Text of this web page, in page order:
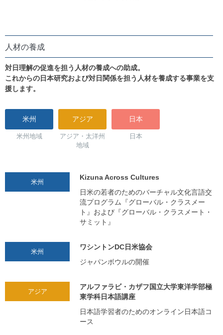
人材の養成
対日理解の促進を担う人材の養成への助成。
これからの日本研究および対日関係を担う人材を養成する事業を支
援します。
米州
米州地域
アジア
アジア・太洋州
地域
日本
日本
米州
Kizuna Across Cultures
日米の若者のためのバーチャル文化言語交
流プログラム『グローバル・クラスメー
ト』および『グローバル・クラスメート・
サミット』
米州
ワシントンDC日米協会
ジャパンボウルの開催
アジア
アルファラビ・カザフ国立大学東洋学部極
東学科日本語講座
日本語学習者のためのオンライン日本語コ
ース